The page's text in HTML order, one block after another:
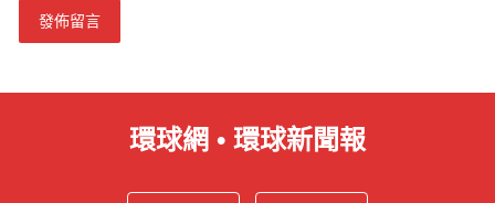
環球網 • 環球新聞報